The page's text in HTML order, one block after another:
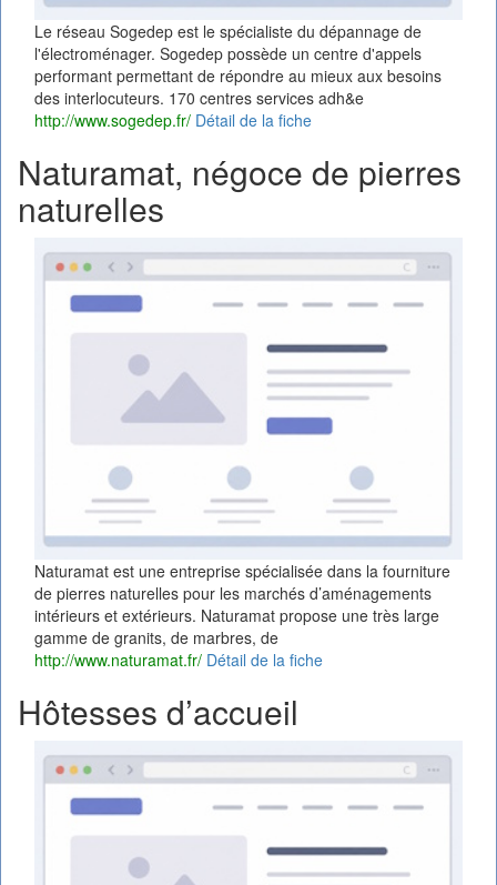
Le réseau Sogedep est le spécialiste du dépannage de
l'électroménager. Sogedep possède un centre d'appels
performant permettant de répondre au mieux aux besoins
des interlocuteurs. 170 centres services adh&e
http://www.sogedep.fr/ Détail de la fiche
Naturamat, négoce de pierres
naturelles
Naturamat est une entreprise spécialisée dans la fourniture
de pierres naturelles pour les marchés d’aménagements
intérieurs et extérieurs. Naturamat propose une très large
gamme de granits, de marbres, de
http://www.naturamat.fr/ Détail de la fiche
Hôtesses d’accueil